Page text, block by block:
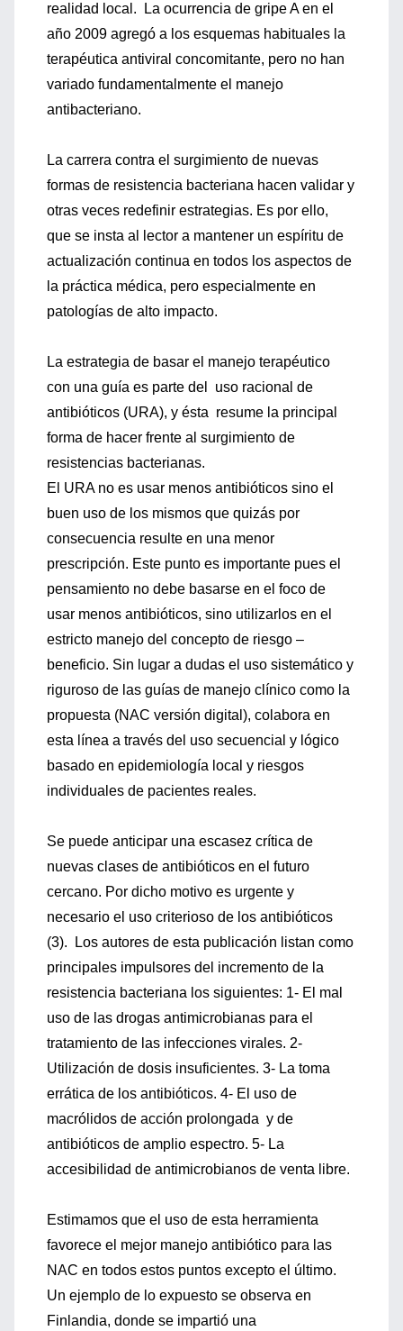
realidad local. La ocurrencia de gripe A en el
año 2009 agregó a los esquemas habituales la
terapéutica antiviral concomitante, pero no han
variado fundamentalmente el manejo
antibacteriano.
La carrera contra el surgimiento de nuevas
formas de resistencia bacteriana hacen validar y
otras veces redefinir estrategias. Es por ello,
que se insta al lector a mantener un espíritu de
actualización continua en todos los aspectos de
la práctica médica, pero especialmente en
patologías de alto impacto.
La estrategia de basar el manejo terapéutico
con una guía es parte del uso racional de
antibióticos (URA), y ésta resume la principal
forma de hacer frente al surgimiento de
resistencias bacterianas.
El URA no es usar menos antibióticos sino el
buen uso de los mismos que quizás por
consecuencia resulte en una menor
prescripción. Este punto es importante pues el
pensamiento no debe basarse en el foco de
usar menos antibióticos, sino utilizarlos en el
estricto manejo del concepto de riesgo –
beneficio. Sin lugar a dudas el uso sistemático y
riguroso de las guías de manejo clínico como la
propuesta (NAC versión digital), colabora en
esta línea a través del uso secuencial y lógico
basado en epidemiología local y riesgos
individuales de pacientes reales.
Se puede anticipar una escasez crítica de
nuevas clases de antibióticos en el futuro
cercano. Por dicho motivo es urgente y
necesario el uso criterioso de los antibióticos
(3). Los autores de esta publicación listan como
principales impulsores del incremento de la
resistencia bacteriana los siguientes: 1- El mal
uso de las drogas antimicrobianas para el
tratamiento de las infecciones virales. 2-
Utilización de dosis insuficientes. 3- La toma
errática de los antibióticos. 4- El uso de
macrólidos de acción prolongada y de
antibióticos de amplio espectro. 5- La
accesibilidad de antimicrobianos de venta libre.
Estimamos que el uso de esta herramienta
favorece el mejor manejo antibiótico para las
NAC en todos estos puntos excepto el último.
Un ejemplo de lo expuesto se observa en
Finlandia, donde se impartió una